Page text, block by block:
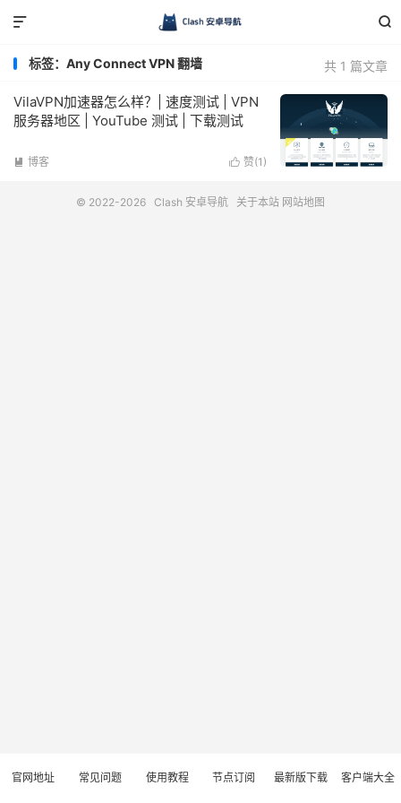


共 1 篇文章
标签：Any Connect VPN 翻墙
VilaVPN加速器怎么样？| 速度测试 | VPN
服务器地区 | YouTube 测试 | 下载测试
 赞(1 )
 博客
© 2022-2026 Clash 安卓导航 关于本站 网站地图
官网地址 常见问题 使用教程 节点订阅 最新版下载 客户端大全